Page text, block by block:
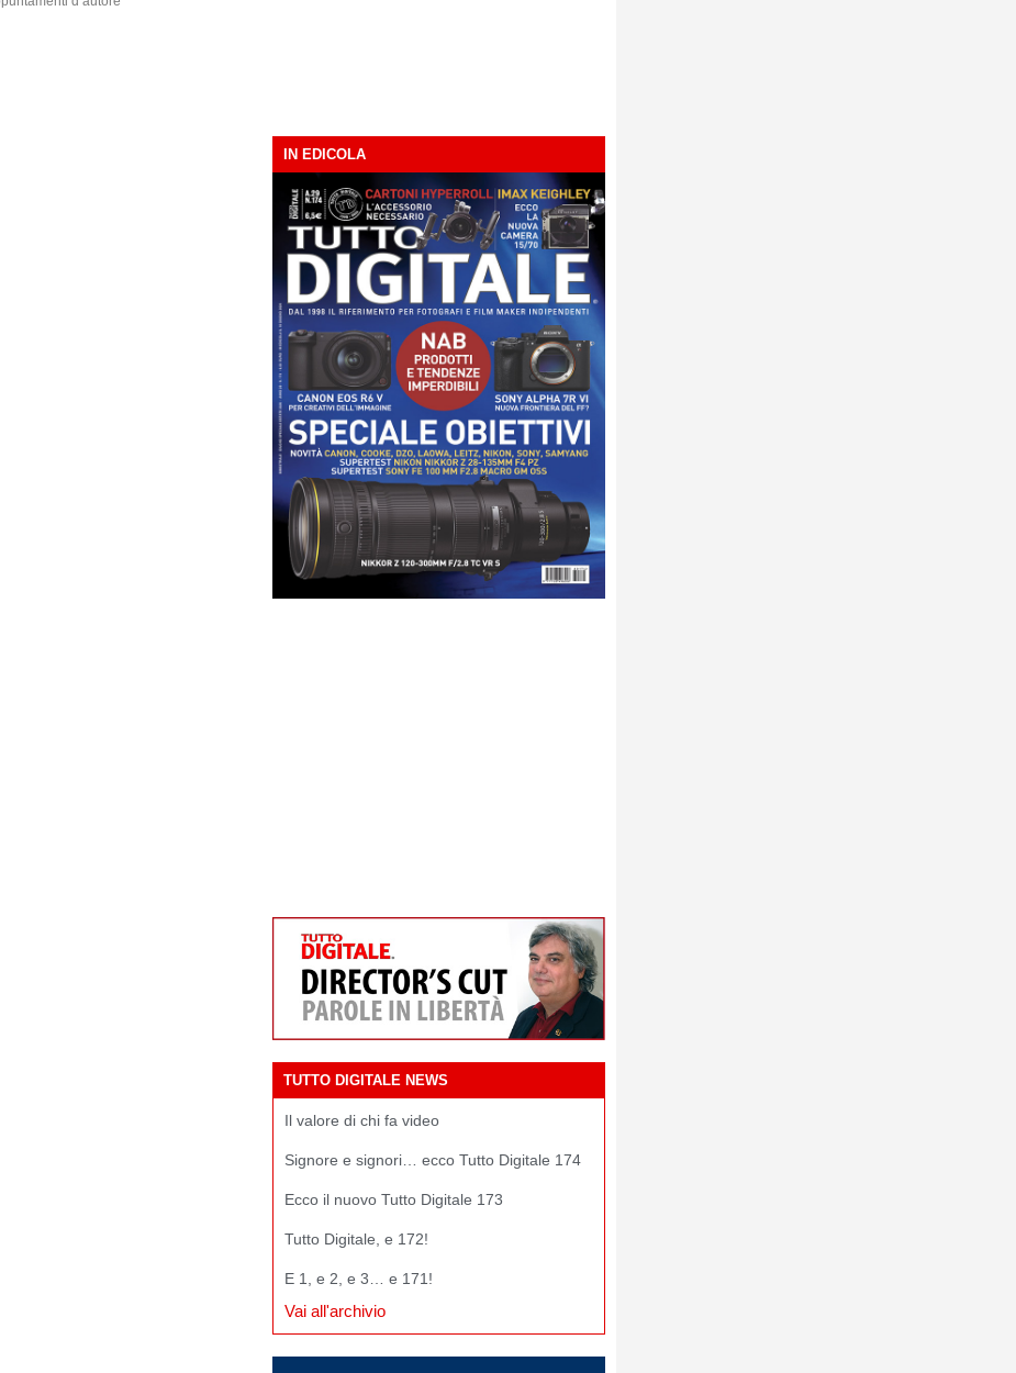
IN EDICOLA
TUTTO DIGITALE NEWS
Il valore di chi fa video
Signore e signori… ecco Tutto Digitale 174
Ecco il nuovo Tutto Digitale 173
Tutto Digitale, e 172!
E 1, e 2, e 3… e 171!
Vai all'archivio